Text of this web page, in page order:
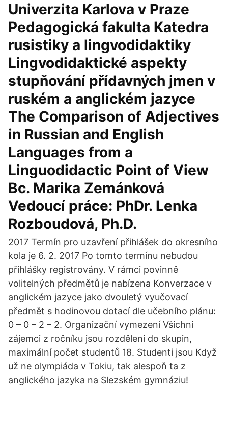
Univerzita Karlova v Praze
Pedagogická fakulta Katedra
rusistiky a lingvodidaktiky
Lingvodidaktické aspekty
stupňování přídavných jmen v
ruském a anglickém jazyce
The Comparison of Adjectives
in Russian and English
Languages from a
Linguodidactic Point of View
Bc. Marika Zemánková
Vedoucí práce: PhDr. Lenka
Rozboudová, Ph.D.
2017 Termín pro uzavření přihlášek do okresního
kola je 6. 2. 2017 Po tomto termínu nebudou
přihlášky registrovány. V rámci povinně
volitelných předmětů je nabízena Konverzace v
anglickém jazyce jako dvouletý vyučovací
předmět s hodinovou dotací dle učebního plánu:
0 – 0 – 2 – 2. Organizační vymezení Všichni
zájemci z ročníku jsou rozděleni do skupin,
maximální počet studentů 18. Studenti jsou Když
už ne olympiáda v Tokiu, tak alespoň ta z
anglického jazyka na Slezském gymnáziu!